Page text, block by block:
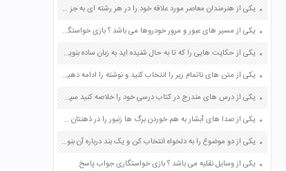
یکی از هنرمندان معاصر مورد علاقه خود را در هر رشته ای به جز عکاسی صفحه 69 فرهنگ و هنر نهم
یکی از مسیر های عبور و مرور خودروها می باشد ؟ بازی خواستگاری جواب پاسخ
یکی از حکایت هایی را که تا به حال شنیده اید به زبان ساده بنویسید صفحه 97 نگارش ششم دبستان
یکی از متن های ناتمام زیر را انتخاب کنید و نوشته را ادامه دهید صفحه 73 و 74 کتاب نگارش فارسی پنجم دبستان
یکی از درس های مندرج در کتاب درسی خود را خلاصه کنید سپس متن خلاصه شده را با بهره گیری از روش های دسته بندی نمودار جدول نقشه مفهومی نشان دهید صفحه 118 نگارش یازدهم
یکی از صدا های آبشار به هم خوردن برگ ها زنبور را در ذهنتان مجسم کنید و درباره آن یک بند بنویسید صفحه 11 نگارش پنجم
یکی از دو موضوع را به دلخواه انتخاب کن و یک بند درباره آن بنویس صفحه 35 کتاب نگارش فارسی سوم
یکی از وسایل نقلیه می باشد ؟ بازی خواستگاری جواب پاسخ